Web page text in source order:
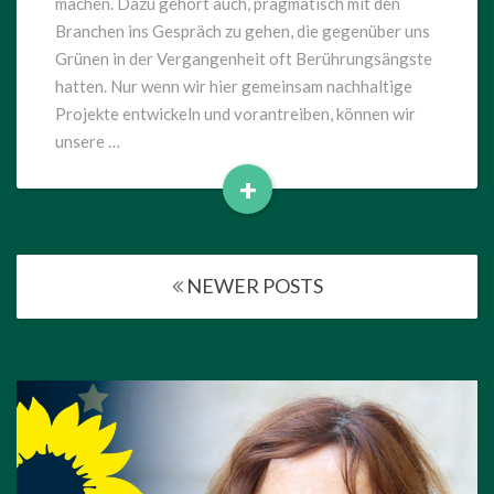
Branchen ins Gespräch zu gehen, die gegenüber uns
Grünen in der Vergangenheit oft Berührungsängste
hatten. Nur wenn wir hier gemeinsam nachhaltige
Projekte entwickeln und vorantreiben, können wir
unsere …
+
Read
NEWER POSTS